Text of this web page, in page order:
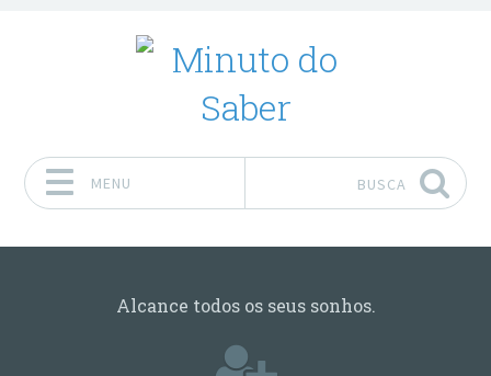
MENU BUSCA
Alcance todos os seus sonhos.